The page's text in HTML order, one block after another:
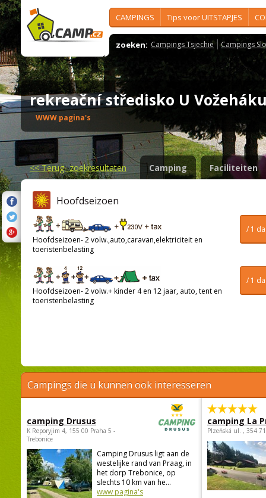
CAMPINGS Tips voor UITSTAPJES
zoeken: Campings Tsjechië Campings
rekreační středisko U
WWW pagina's
<<Terug- zoekresultaten Camping Faciliteiten
Hoofdseizoen
/ 1
Hoofdseizoen- 2 volw.,auto,caravan,elektriciteit en
toeristenbelasting
/ 1
Hoofdseizoen- 2 volw.+ kinder 4 en 12 jaar, auto, tent en
toeristenbelasting
Campings die u kunnen ook interesseren
camping Drusus
K Reporyjim 4, 155 00 Praha 5 -
Trebonice
Camping Drusus ligt aan de
westelijke rand van Praag, in
het dorp Trebonice, op
slechts 10 km van he...
www pagina's
camping La
Plzeňská ul. , 354